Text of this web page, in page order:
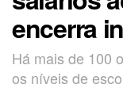
encerra
Há mais de 100
os níveis de